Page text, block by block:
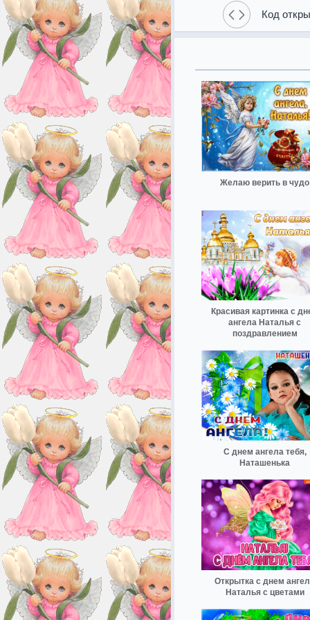
Код
Желаю верить в чудо
Красивая картинка с
ангела Наталья с
поздравлением
С днем ангела тебя,
Наташенька
Открытка с днем
Наталья с цветами